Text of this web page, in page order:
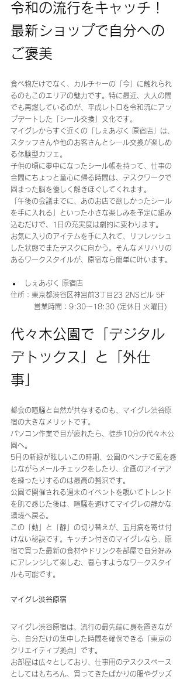
令和の流行をキャッチ！
最新ショップで自分への
ご褒美
食べ物だけでなく、カルチャーの「今」に触れられ
るのもこのエリアの魅力です。特に最近、大人の間
でも再燃しているのが、平成レトロを令和流にアッ
プデートした「シール交換」文化です。
マイグレからすぐ近くの「しぇあぷく 原宿店」は、
スタッフさんや他のお客さんとシール交換が楽しめ
る体験型カフェ。
子供の頃に夢中になったシール帳を持って、仕事の
合間にちょっと童心に帰る時間は、デスクワークで
固まった脳を優しく解きほぐしてくれます。
「午後の会議までに、あのお店で欲しかったシール
を手に入れる」といった小さな楽しみを予定に組み
込むだけで、1日の充実度は劇的に変わります。
お気に入りのアイテムを手に入れて、リフレッシュ
した状態でまたデスクに向かう。そんなメリハリの
あるワークスタイルが、原宿なら簡単に叶います。
しぇあぷく 原宿店
住所：東京都渋谷区神宮前3丁目23 2NSビル 5F
営業時間：9:30～18:30 (定休日 火曜日)
代々木公園で「デジタル
デトックス」と「外仕
事」
都会の喧騒と自然が共存するのも、マイグレ渋谷原
宿の大きなメリットです。
パソコン作業で目が疲れたら、徒歩10分の代々木公
園へ。
5月の新緑が眩しいこの時期、公園のベンチで風を感
じながらメールチェックをしたり、企画のアイデア
を練ったりするのは最高の贅沢です。
公園で開催される週末のイベントを覗いてトレンド
を肌で感じた後は、喧騒を避けてマイグレの静かな
環境へ戻る。
この「動」と「静」の切り替えが、五月病を寄せ付
けない秘訣です。キッチン付きのマイグレなら、原
宿で買った最新の食材やドリンクを部屋で自分好み
にアレンジして楽しむ、暮らすようなワークスタイ
ルも可能です。
マイグレ渋谷原宿
マイグレ渋谷原宿は、流行の最先端に身を置きなが
ら、自分だけの集中した時間を確保できる「東京の
クリエイティブ拠点」です。
お部屋は広々としており、仕事用のデスクスペース
としてはもちろん、買ってきたばかりの服やグッズ